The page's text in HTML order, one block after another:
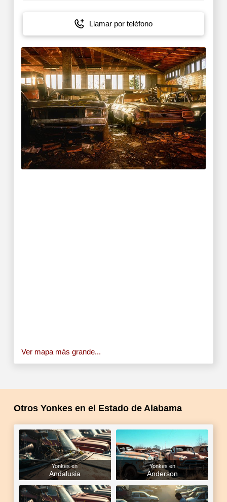
Llamar por teléfono
Ver mapa más grande...
Otros Yonkes en el Estado de Alabama
Yonkes en
Andalusia
Yonkes en
Anderson